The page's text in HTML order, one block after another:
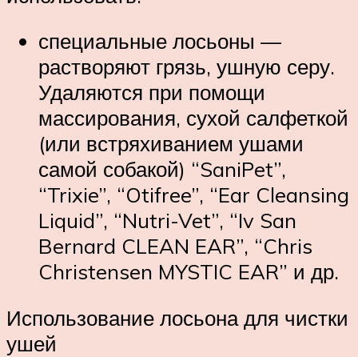
специальные лосьоны —
растворяют грязь, ушную серу.
Удаляются при помощи
массирования, сухой салфеткой
(или встряхиванием ушами
самой собакой) “SaniPet”,
“Trixie”, “Otifree”, “Ear Cleansing
Liquid”, “Nutri-Vet”, “Iv San
Bernard CLEAN EAR”, “Chris
Christensen MYSTIC EAR” и др.
Использование лосьона для чистки
ушей